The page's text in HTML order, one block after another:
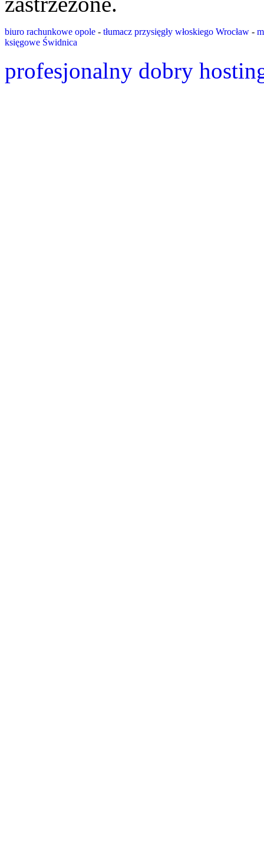
biuro rachunkowe opole - tłumacz przysięgły włoskiego Wrocław -
księgowe Świdnica
profesjonalny dobry